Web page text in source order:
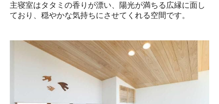
主寝室はタタミの香りが漂い、陽光が満ちる広縁に面し